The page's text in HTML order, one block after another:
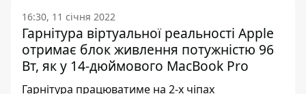
16:30, 11 січня 2022
Гарнітура віртуальної реальності Apple
отримає блок живлення потужністю 96
Вт, як у 14-дюймового MacBook Pro
Гарнітура працюватиме на 2-х чіпах